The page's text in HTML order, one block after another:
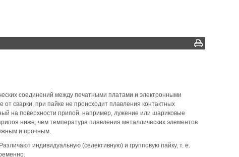
соединений между печатными платами и электронными
сварки, при пайке не происходит плавления контактных
на поверхности припой, например, лужение или шариковые
ниже, чем температура плавления металлических элементов
и прочным.
индивидуальную (селективную) и групповую пайку, т. е.